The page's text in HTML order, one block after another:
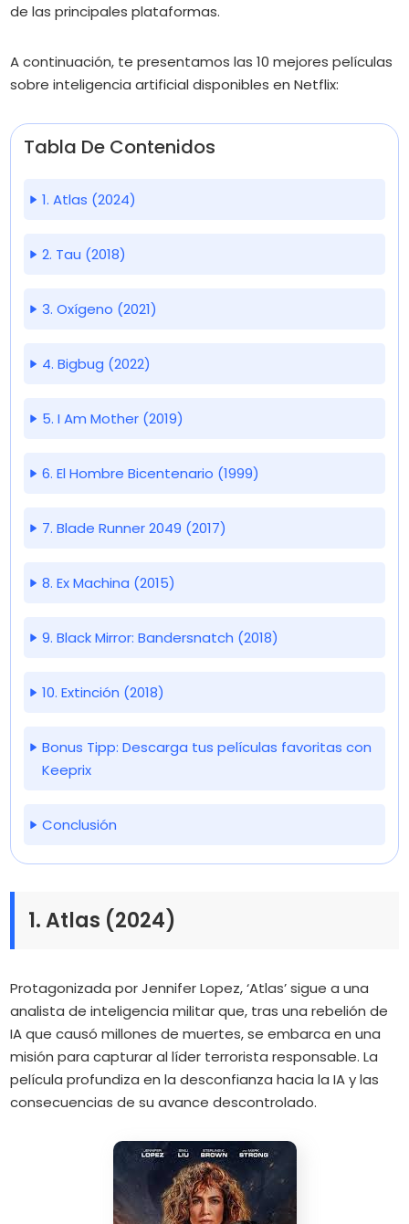
de las principales plataformas.
A continuación, te presentamos las 10 mejores películas
sobre inteligencia artificial disponibles en Netflix:​
Tabla De Contenidos
1. Atlas (2024)
2. Tau (2018)
3. Oxígeno (2021)
4. Bigbug (2022)
5. I Am Mother (2019)
6. El Hombre Bicentenario (1999)
7. Blade Runner 2049 (2017)
8. Ex Machina (2015)
9. Black Mirror: Bandersnatch (2018)
10. Extinción (2018)
Bonus Tipp: Descarga tus películas favoritas con
Keeprix
Conclusión
1. Atlas (2024)
Protagonizada por Jennifer Lopez, ‘Atlas’ sigue a una
analista de inteligencia militar que, tras una rebelión de
IA que causó millones de muertes, se embarca en una
misión para capturar al líder terrorista responsable. La
película profundiza en la desconfianza hacia la IA y las
consecuencias de su avance descontrolado.